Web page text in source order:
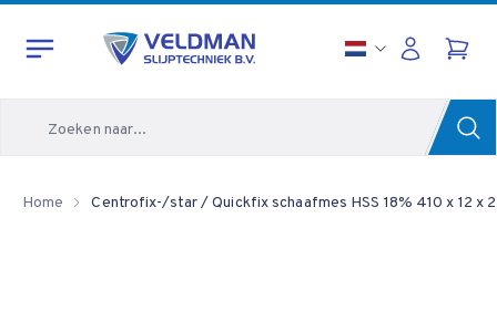
Home Centrofix-/star / Quickfix schaafmes HSS 18% 410 x 12 x